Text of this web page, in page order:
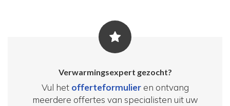
Verwarmingsexpert gezocht?
Vul het offerteformulieren ontvang
meerdere offertes van specialisten uit uw